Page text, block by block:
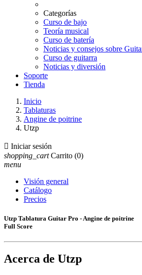
Categorías
Curso de bajo
Teoría musical
Curso de batería
Noticias y consejos sobre
Curso de guitarra
Noticias y diversión
Soporte
Tienda
Inicio
Tablaturas
Angine de poitrine
Utzp
 Iniciar sesión
shopping_cart Carrito (0)
menu
Visión general
Catálogo
Precios
Utzp Tablatura Guitar Pro - Angine de poitrine
Full Score
Acerca de Utzp